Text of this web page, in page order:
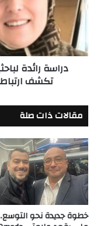
الجامعة
الأمريكية
بالقاهرة
تكشف
ارتباط
بالسرطان
دراسة رائدة
تكشف ارتباط
مقالات ذات صلة
خطوة جديدة نحو